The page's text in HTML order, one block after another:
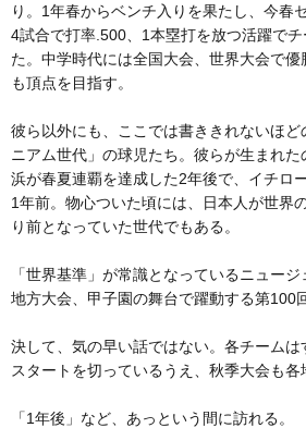
り。1年春からベンチ入りを果たし、今春
4試合で打率.500、1本塁打を放つ活躍で
た。中学時代には全国大会、世界大会で
も頂点を目指す。
彼ら以外にも、ここでは書ききれないほ
ニアム世代」の球児たち。彼らが生まれ
浜が春夏連覇を達成した2年後で、イチロ
1年前。物心ついた頃には、日本人が世界
り前となっていた世代でもある。
「世界基準」が常識となっているニュージ
地方大会、甲子園の舞台で躍動する第100
決して、気の早い話ではない。各チーム
スタートを切っているうえ、秋季大会も各
「1年後」など、あっという間に訪れる。